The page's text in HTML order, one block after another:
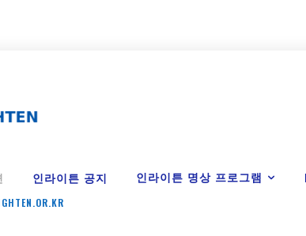
인라이튼 공지 인라이튼 명상 프로그램